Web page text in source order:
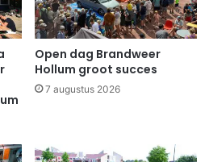
Open dag Brandweer
Hollum groot succes
7 augustus 2026